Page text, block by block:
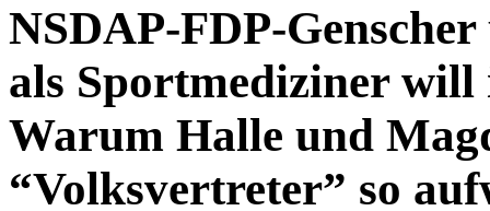
NSDAP-FDP-
als Sportmediziner
Warum Halle und
“Volksvertreter” so